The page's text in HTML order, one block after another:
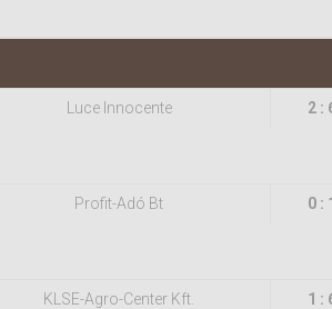
Luce Innocente 2 :
Profit-Adó Bt 0 : 1
KLSE-Agro-Center Kft. 1 :